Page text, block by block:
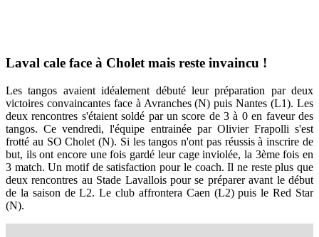
Laval cale face à Cholet mais reste invaincu !
Les tangos avaient idéalement débuté leur préparation par deux
victoires convaincantes face à Avranches (N) puis Nantes (L1). Les
deux rencontres s'étaient soldé par un score de 3 à 0 en faveur des
tangos. Ce vendredi, l'équipe entrainée par Olivier Frapolli s'est
frotté au SO Cholet (N). Si les tangos n'ont pas réussis à inscrire de
but, ils ont encore une fois gardé leur cage inviolée, la 3ème fois en
3 match. Un motif de satisfaction pour le coach. Il ne reste plus que
deux rencontres au Stade Lavallois pour se préparer avant le début
de la saison de L2. Le club affrontera Caen (L2) puis le Red Star
(N).